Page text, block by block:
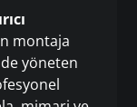
montaja
yöneten